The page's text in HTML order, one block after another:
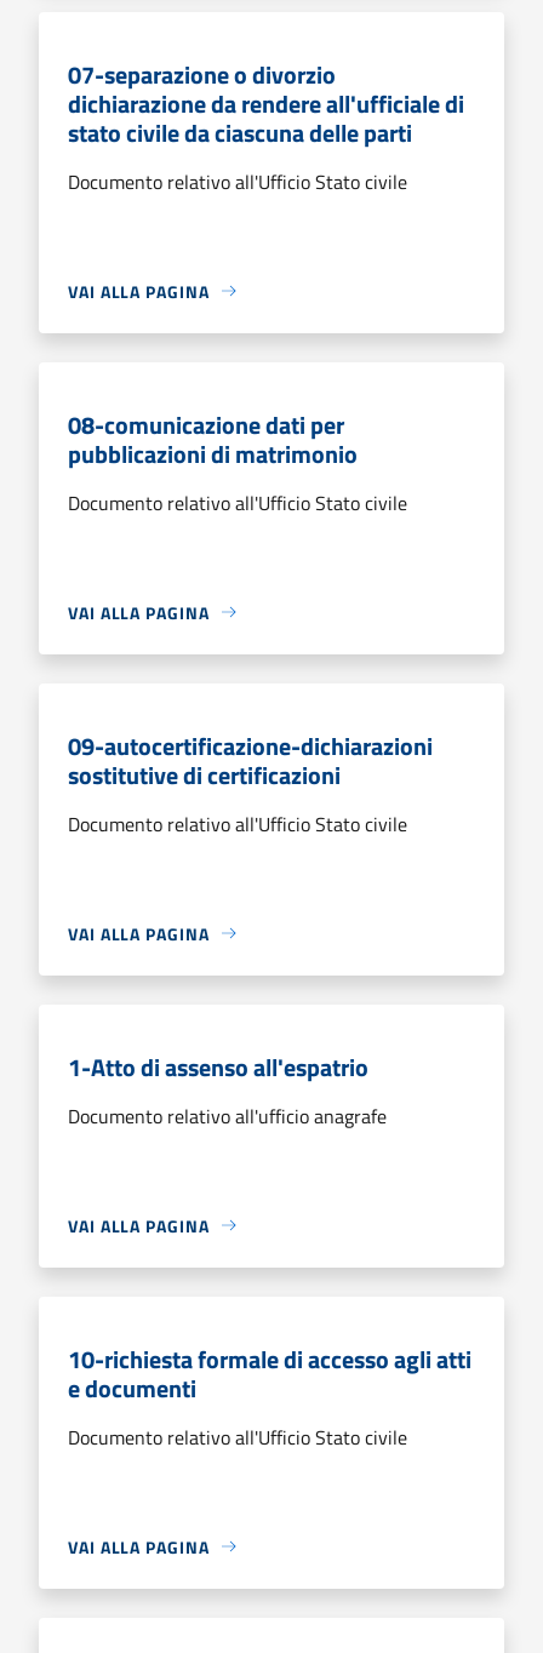
07-separazione o divorzio
dichiarazione da rendere all'ufficiale di
stato civile da ciascuna delle parti
Documento relativo all'Ufficio Stato civile
VAI ALLA PAGINA
08-comunicazione dati per
pubblicazioni di matrimonio
Documento relativo all'Ufficio Stato civile
VAI ALLA PAGINA
09-autocertificazione-dichiarazioni
sostitutive di certificazioni
Documento relativo all'Ufficio Stato civile
VAI ALLA PAGINA
1-Atto di assenso all'espatrio
Documento relativo all'ufficio anagrafe
VAI ALLA PAGINA
10-richiesta formale di accesso agli atti
e documenti
Documento relativo all'Ufficio Stato civile
VAI ALLA PAGINA